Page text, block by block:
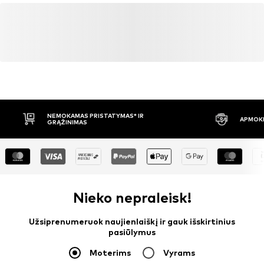
NEMOKAMAS PRISTATYMAS* IR
GRĄŽINIMAS
Nieko nepraleisk!
Užsiprenumeruok naujienlaiškį ir gauk išskirtinius
pasiūlymus
Moterims Vyrams